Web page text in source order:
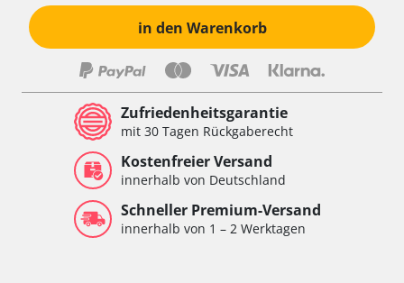
in den Warenkorb
Zufriedenheitsgarantie
mit 30 Tagen Rückgaberecht
Kostenfreier Versand
innerhalb von Deutschland
Schneller Premium-Versand
innerhalb von 1 – 2 Werktagen